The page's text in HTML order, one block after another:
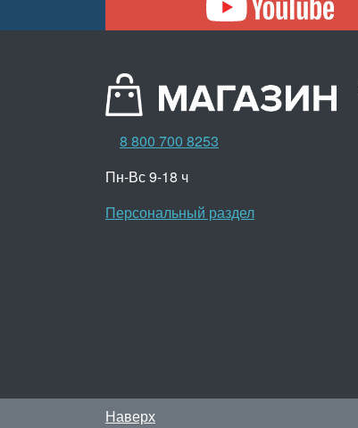
8 800 700 8253
Пн-Вс 9-18 ч
Персональный раздел
Наверх